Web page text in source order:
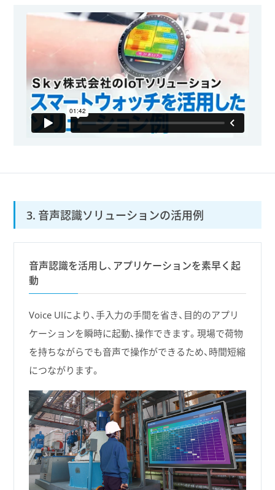
3. 音声認識ソリューションの活用例
音声認識を活用し、アプリケーションを素早く起
動
Voice UIにより、手入力の手間を省き、目的のアプリ
ケーションを瞬時に起動、操作できます。現場で荷物
を持ちながらでも音声で操作ができるため、時間短縮
につながります。